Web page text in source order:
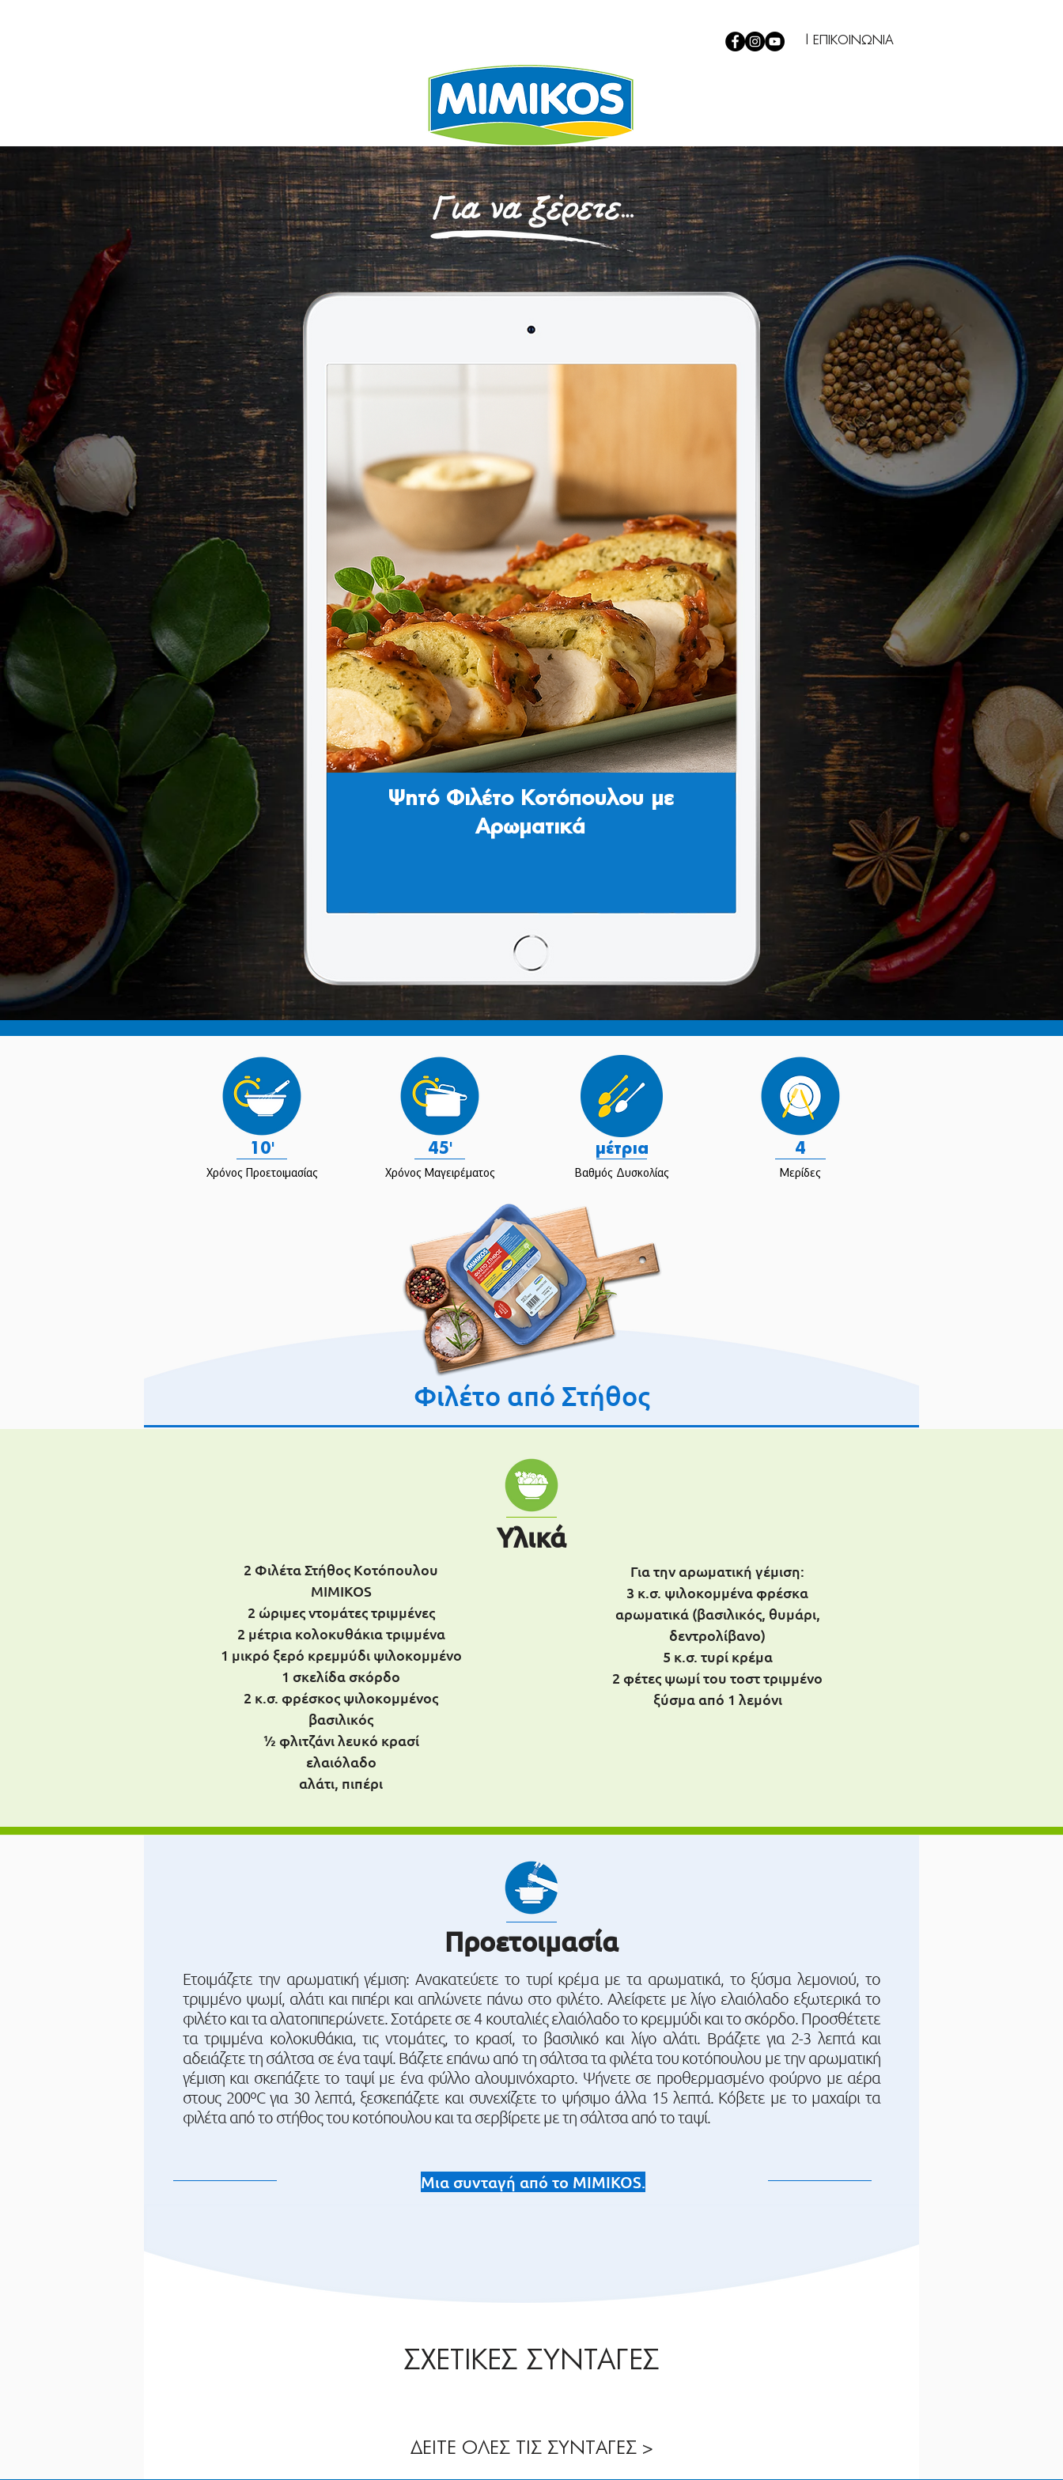
| ΕΠΙΚΟΙΝΩΝΙΑ
Ψητό Φιλέτο Κοτόπουλου με
Αρωματικά
10' 45' μέτρια 4
Χρόνος Μαγειρέματος
Χρόνος Προετοιμασίας Βαθμός Δυσκολίας Μερίδες
Φιλέτο από Στήθος
Υλικά
Για την αρωματική γέμιση:
3 κ.σ. ψιλοκομμένα φρέσκα
αρωματικά (βασιλικός, θυμάρι,
δεντρολίβανο)
5 κ.σ. τυρί κρέμα
2 φέτες ψωμί του τοστ τριμμένο
ξύσμα από 1 λεμόνι
2 Φιλέτα Στήθος Κοτόπουλου
MIMIKOS
2 ώριμες ντομάτες τριμμένες
2 μέτρια κολοκυθάκια τριμμένα
1 μικρό ξερό κρεμμύδι ψιλοκομμένο
1 σκελίδα σκόρδο
2 κ.σ. φρέσκος ψιλοκομμένος
βασιλικός
½ φλιτζάνι λευκό κρασί
ελαιόλαδο
αλάτι, πιπέρι
Προετοιμασία
Ετοιμάζετε την αρωματική γέμιση: Ανακατεύετε το τυρί κρέμα με τα αρωματικά, το ξύσμα λεμονιού, το
τριμμένο ψωμί, αλάτι και πιπέρι και απλώνετε πάνω στο φιλέτο. Αλείφετε με λίγο ελαιόλαδο εξωτερικά το
φιλέτο και τα αλατοπιπερώνετε. Σοτάρετε σε 4 κουταλιές ελαιόλαδο το κρεμμύδι και το σκόρδο. Προσθέτετε
τα τριμμένα κολοκυθάκια, τις ντομάτες, το κρασί, το βασιλικό και λίγο αλάτι. Βράζετε για 2-3 λεπτά και
αδειάζετε τη σάλτσα σε ένα ταψί. Βάζετε επάνω από τη σάλτσα τα φιλέτα του κοτόπουλου με την αρωματική
γέμιση και σκεπάζετε το ταψί με ένα φύλλο αλουμινόχαρτο. Ψήνετε σε προθερμασμένο φούρνο με αέρα
στους 200ºC για 30 λεπτά, ξεσκεπάζετε και συνεχίζετε το ψήσιμο άλλα 15 λεπτά. Κόβετε με το μαχαίρι τα
φιλέτα από το στήθος του κοτόπουλου και τα σερβίρετε με τη σάλτσα από το ταψί.
Μια συνταγή από το MIMIKOS.
ΣΧΕΤΙΚΕΣ ΣΥΝΤΑΓΕΣ
ΔΕΙΤΕ ΟΛΕΣ ΤΙΣ ΣΥΝΤΑΓΕΣ >